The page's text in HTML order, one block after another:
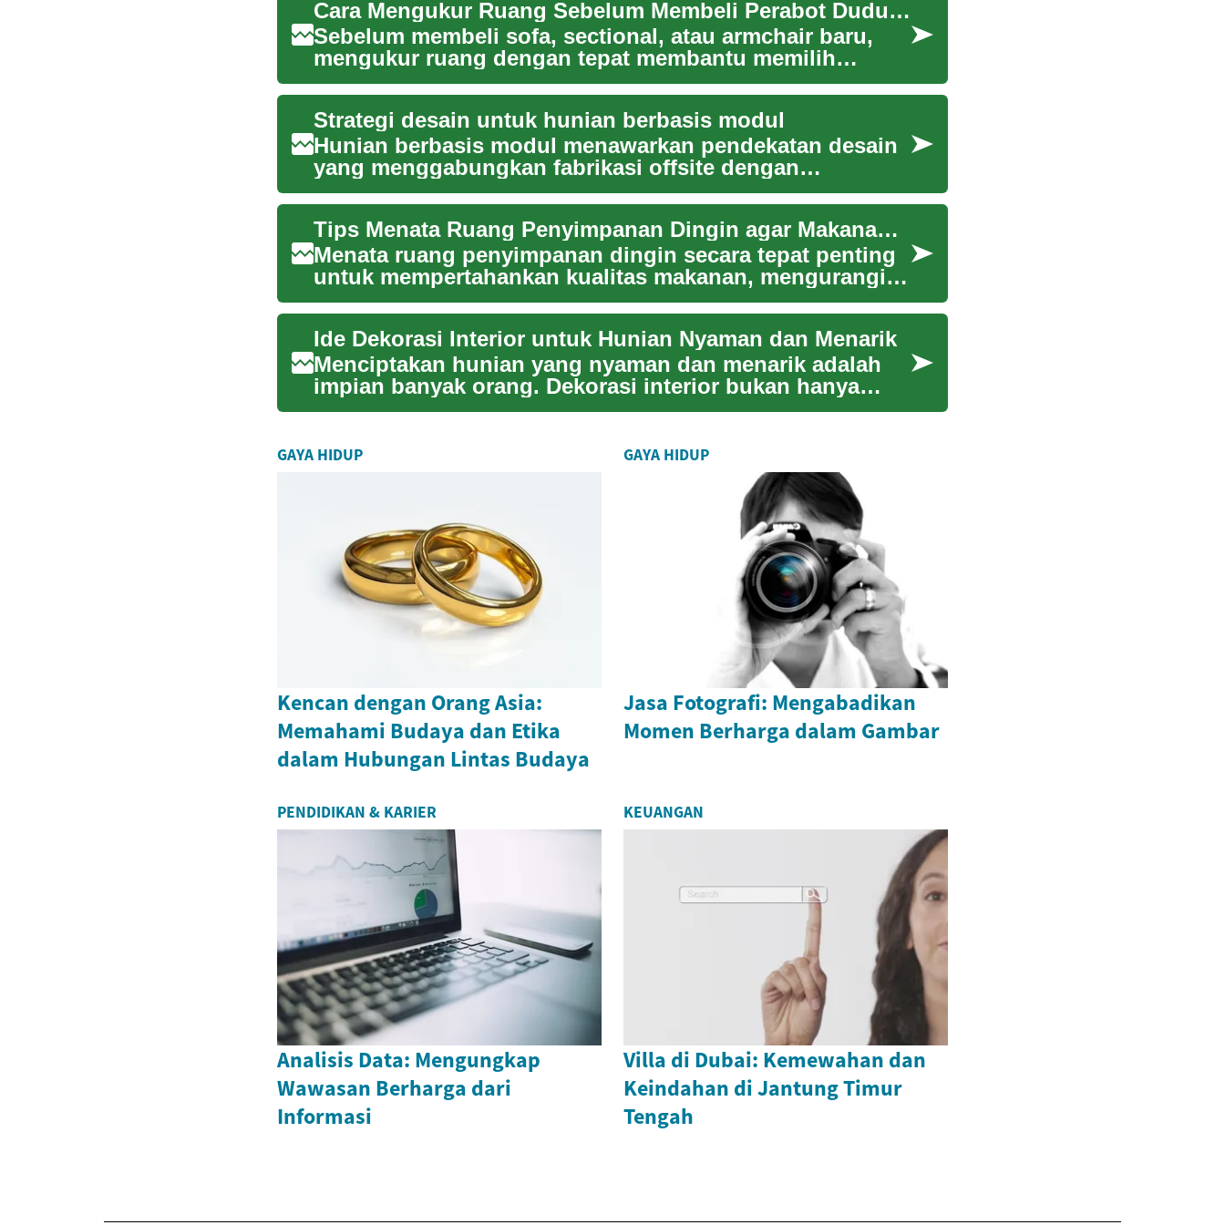
Cara Mengukur Ruang Sebelum Membeli Perabot Duduk Baru
Sebelum membeli sofa, sectional, atau armchair baru,
mengukur ruang dengan tepat membantu memilih
perabot yang pas, n...
Strategi desain untuk hunian berbasis modul
Hunian berbasis modul menawarkan pendekatan desain
yang menggabungkan fabrikasi offsite dengan
perencanaan arsitektur...
Tips Menata Ruang Penyimpanan Dingin agar Makanan Tetap Segar
Menata ruang penyimpanan dingin secara tepat penting
untuk mempertahankan kualitas makanan, mengurangi
pemborosan, da...
Ide Dekorasi Interior untuk Hunian Nyaman dan Menarik
Menciptakan hunian yang nyaman dan menarik adalah
impian banyak orang. Dekorasi interior bukan hanya
tentang estetika...
GAYA HIDUP
Kencan dengan Orang Asia:
Memahami Budaya dan Etika
dalam Hubungan Lintas Budaya
GAYA HIDUP
Jasa Fotografi: Mengabadikan
Momen Berharga dalam Gambar
PENDIDIKAN & KARIER
Analisis Data: Mengungkap
Wawasan Berharga dari
Informasi
KEUANGAN
Villa di Dubai: Kemewahan dan
Keindahan di Jantung Timur
Tengah